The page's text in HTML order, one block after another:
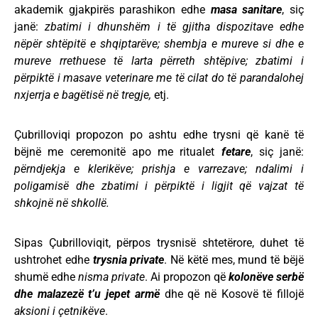
akademik gjakpirës parashikon edhe masa sanitare, siç
janë:zbatimi i dhunshëm i të gjitha dispozitave edhe
nëpër shtëpitë e shqiptarëve; shembja e mureve si dhe e
mureve rrethuese të larta përreth shtëpive; zbatimi i
përpiktë i masave veterinare me të cilat do të parandalohej
nxjerrja e bagëtisë në tregje, etj.
Çubrilloviqi propozon po ashtu edhe trysni që kanë të
bëjnë me ceremonitë apo me ritualet fetare, siç janë:
përndjekja e klerikëve; prishja e varrezave; ndalimi i
poligamisë dhe zbatimi i përpiktë i ligjit që vajzat të
shkojnë në shkollë.
Sipas Çubrilloviqit, përpos trysnisë shtetërore, duhet të
ushtrohet edhe trysnia private. Në këtë mes, mund të bëjë
shumë edhe nisma private. Ai propozon që kolonëve serbë
dhe malazezë t’u jepet armëdhe që në Kosovë të fillojë
aksioni i çetnikëve.